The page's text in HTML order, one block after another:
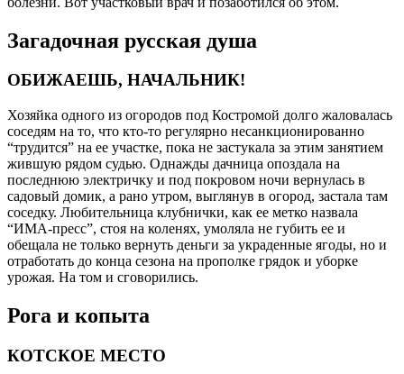
Загадочная русская душа
ОБИЖАЕШЬ, НАЧАЛЬНИК!
Хозяйка одного из огородов под Костромой долго жаловалась
соседям на то, что кто-то регулярно несанкционированно
“трудится” на ее участке, пока не застукала за этим занятием
жившую рядом судью. Однажды дачница опоздала на
последнюю электричку и под покровом ночи вернулась в
садовый домик, а рано утром, выглянув в огород, застала там
соседку. Любительница клубнички, как ее метко назвала
“ИМА-пресс”, стоя на коленях, умоляла не губить ее и
обещала не только вернуть деньги за украденные ягоды, но и
отработать до конца сезона на прополке грядок и уборке
урожая. На том и сговорились.
Рога и копыта
КОТСКОЕ МЕСТО